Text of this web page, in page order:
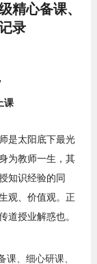
精心备课、
录
课
是太阳底下最光
为教师一生，其
知识经验的同
观、价值观。正
道授业解惑也。